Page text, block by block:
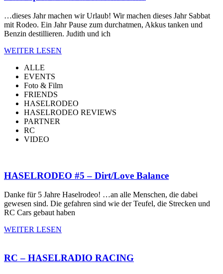
…dieses Jahr machen wir Urlaub! Wir machen dieses Jahr Sabbat
mit Rodeo. Ein Jahr Pause zum durchatmen, Akkus tanken und
Benzin destillieren. Judith und ich
WEITER LESEN
ALLE
EVENTS
Foto & Film
FRIENDS
HASELRODEO
HASELRODEO REVIEWS
PARTNER
RC
VIDEO
HASELRODEO #5 – Dirt/Love Balance
Danke für 5 Jahre Haselrodeo! …an alle Menschen, die dabei
gewesen sind. Die gefahren sind wie der Teufel, die Strecken und
RC Cars gebaut haben
WEITER LESEN
RC – HASELRADIO RACING